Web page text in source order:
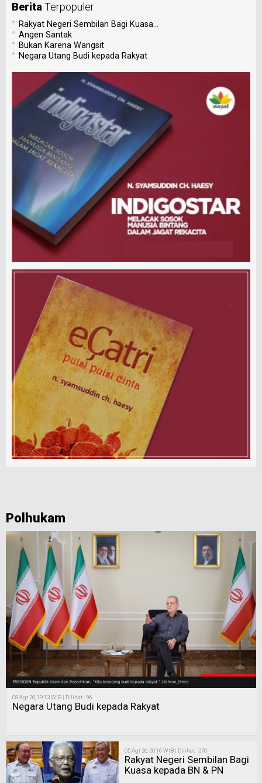
BeritaTerpopuler
• Rakyat Negeri Sembilan Bagi Kuasa...
• Angen Santak
• Bukan Karena Wangsit
• Negara Utang Budi kepada Rakyat
Polhukam
08 Agt 26, 19:13 WIB | Dilihat : 96
Negara Utang Budi kepada Rakyat
05 Agt 26, 20:16 WIB | Dilihat : 270
Rakyat Negeri Sembilan Bagi
Kuasa kepada BN & PN